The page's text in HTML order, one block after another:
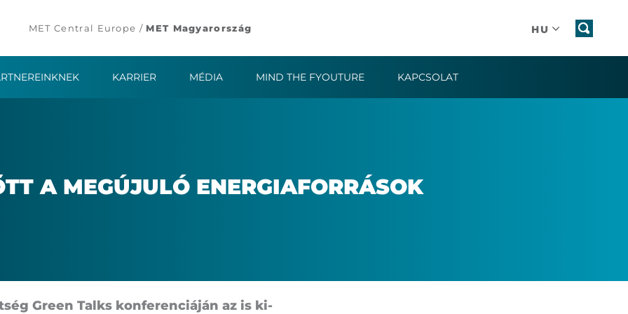
MET Central Europe / MET Magyarország HU
KARRIER MÉDIA MIND THE FYOUTURE KAPCSOLAT
A MEG­ÚJU­LÓ ENER­GIA­FOR­RÁ­SOK
Green Talks kon­fe­ren­ci­á­ján az is ki­